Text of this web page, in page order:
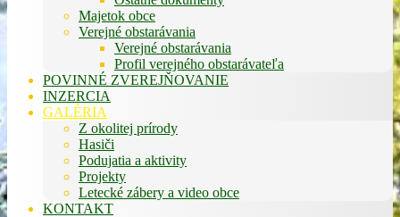
Majetok obce
Verejné obstarávania
Verejné obstarávania
Profil verejného obstarávateľa
POVINNÉ ZVEREJŇOVANIE
INZERCIA
GALÉRIA
Z okolitej prírody
Hasiči
Podujatia a aktivity
Projekty
Letecké zábery a video obce
KONTAKT